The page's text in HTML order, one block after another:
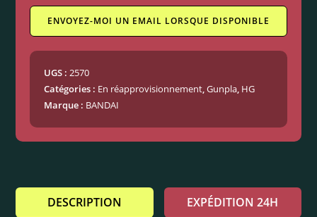
ENVOYEZ-MOI UN EMAIL LORSQUE DISPONIBLE
UGS :2570
Catégories : En réapprovisionnement,Gunpla, HG
Marque : BANDAI
DESCRIPTION EXPÉDITION 24H